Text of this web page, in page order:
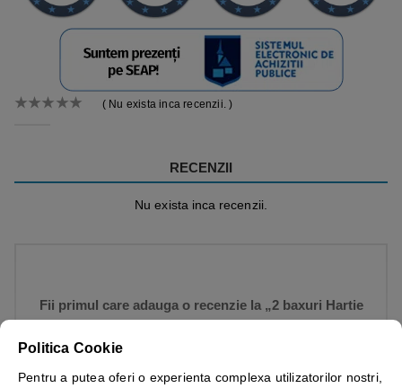
( Nu exista inca recenzii. )
RECENZII
Nu exista inca recenzii.
Fii primul care adauga o recenzie la „2 baxuri Hartie
Politica Cookie
Pentru a putea oferi o experienta complexa utilizatorilor nostri,